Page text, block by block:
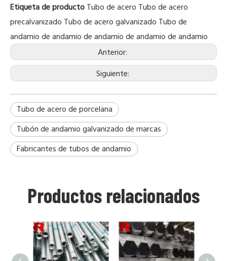
Etiqueta de producto Tubo de acero Tubo de acero
precalvanizado Tubo de acero galvanizado Tubo de
andamio de andamio de andamio de andamio de andamio
Anterior:
Siguiente:
Tubo de acero de porcelana
Tubón de andamio galvanizado de marcas
Fabricantes de tubos de andamio
Productos relacionados